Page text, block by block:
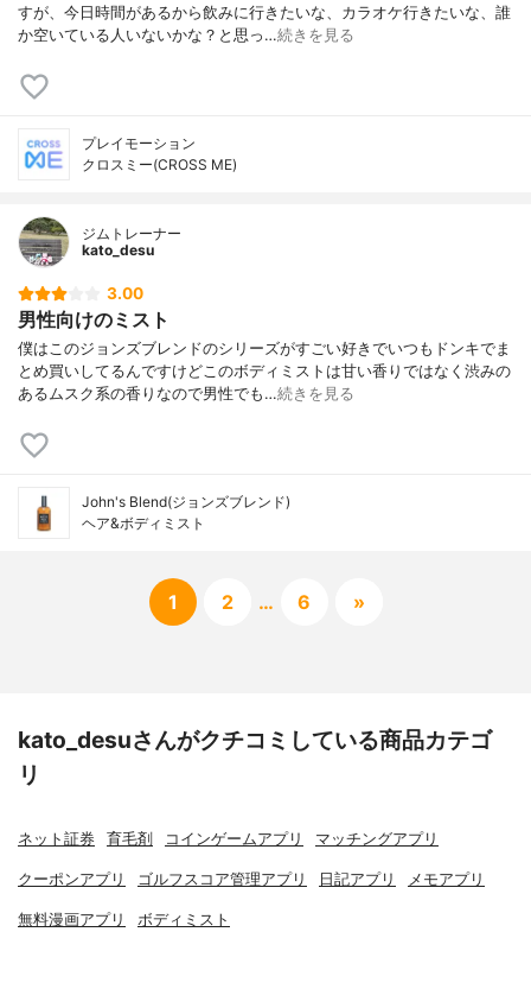
すが、今日時間があるから飲みに行きたいな、カラオケ行きたいな、誰
か空いている人いないかな？と思っ…続きを見る
プレイモーション
クロスミー(CROSS ME)
ジムトレーナー
kato_desu
3.00
男性向けのミスト
僕はこのジョンズブレンドのシリーズがすごい好きでいつもドンキでま
とめ買いしてるんですけどこのボディミストは甘い香りではなく渋みの
あるムスク系の香りなので男性でも…続きを見る
John's Blend(ジョンズブレンド)
ヘア&ボディミスト
1 2 … 6 »
kato_desuさんがクチコミしている商品カテゴ
リ
ネット証券 育毛剤 コインゲームアプリ マッチングアプリ
クーポンアプリ ゴルフスコア管理アプリ 日記アプリ メモアプリ
無料漫画アプリ ボディミスト